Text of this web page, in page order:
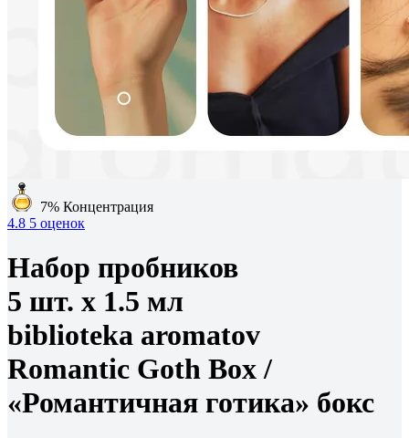
7% Концентрация
4.8 5 оценок
Набор пробников
5 шт. х 1.5 мл
biblioteka aromatov
Romantic Goth Box /
«Романтичная готика» бокс